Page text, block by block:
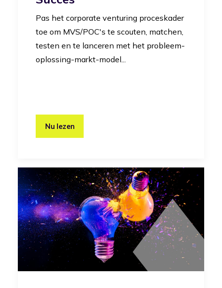
Pas het corporate venturing proceskader
toe om MVS/POC's te scouten, matchen,
testen en te lanceren met het probleem-
oplossing-markt-model...
Nu lezen